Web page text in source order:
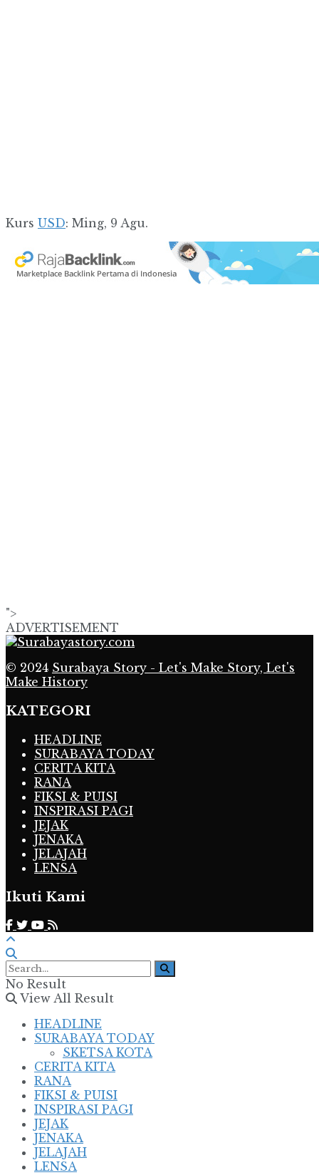
Kurs USD: Ming, 9 Agu.
">
ADVERTISEMENT
© 2024 Surabaya Story - Let's Make Story, Let's
Make History
KATEGORI
HEADLINE
SURABAYA TODAY
CERITA KITA
RANA
FIKSI & PUISI
INSPIRASI PAGI
JEJAK
JENAKA
JELAJAH
LENSA
Ikuti Kami
No Result
View All Result
HEADLINE
SURABAYA TODAY
SKETSA KOTA
CERITA KITA
RANA
FIKSI & PUISI
INSPIRASI PAGI
JEJAK
JENAKA
JELAJAH
LENSA